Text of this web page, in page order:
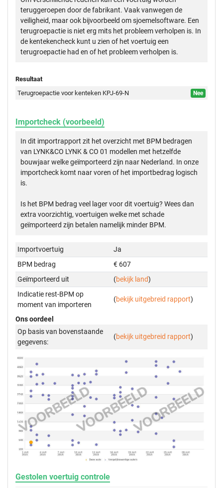
teruggeroepen door de fabrikant. Vaak vanwegen de
veiligheid, maar ook bijvoorbeeld om sjoemelsoftware. Een
terugroepactie is niet erg mits het probleem verholpen is. In
de kentekencheck kunt u zien of het voertuig een
terugroepactie had en of het probleem verholpen is.
Resultaat
Terugroepactie voor kenteken KPJ-69-N
Nee
Importcheck (voorbeeld)
In dit importrapport zit het overzicht met BPM bedragen
van LYNK&CO LYNK & CO 01 modellen met hetzelfde
bouwjaar welke geïmporteerd zijn naar Nederland. In onze
importcheck komt naar voren of het importbedrag logisch
is.
Is het BPM bedrag veel lager voor dit voertuig? Wees dan
extra voorzichtig, voertuigen welke met schade
geïmporteerd zijn betalen namelijk minder BPM.
Importvoertuig
Ja
BPM bedrag
€ 607
Geïmporteerd uit
(bekijk land)
Indicatie rest-BPM op
moment van importeren
(bekijk uitgebreid rapport)
Ons oordeel
Op basis van bovenstaande
gegevens:
(bekijk uitgebreid rapport)
Gestolen voertuig controle